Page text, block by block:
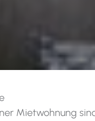
Mietwohnung